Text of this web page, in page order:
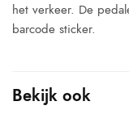
het verkeer. De
barcode sticker.
Bekijk ook